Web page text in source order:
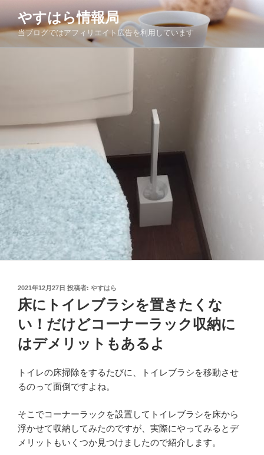
テ
ン
プ
やすはら情報局
当ブログではアフィリエイト広告を利用しています
投
稿
日:
2021年12月27日 投稿者: やすはら
床にトイレブラシを置きたくな
い！だけどコーナーラック収納に
はデメリットもあるよ
トイレの床掃除をするたびに、トイレブラシを移動させ
るのって面倒ですよね。
そこでコーナーラックを設置してトイレブラシを床から
浮かせて収納してみたのですが、実際にやってみるとデ
メリットもいくつか見つけましたので紹介します。